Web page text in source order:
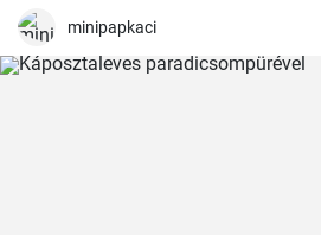
minipapkaci